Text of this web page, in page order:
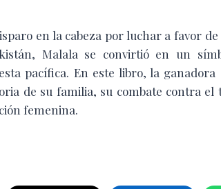
en la cabeza por luchar a favor de
Malala se convirtió en un
pacífica. En este libro, la ganadora
de su familia, su combate contra
femenina.